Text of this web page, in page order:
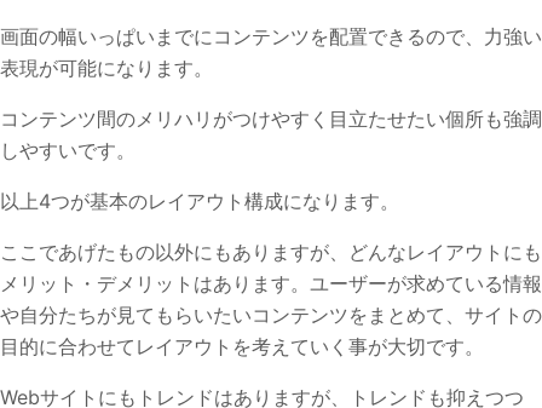
画面の幅いっぱいまでにコンテンツを配置できるので、力強い
表現が可能になります。
コンテンツ間のメリハリがつけやすく目立たせたい個所も強調
しやすいです。
以上4つが基本のレイアウト構成になります。
ここであげたもの以外にもありますが、どんなレイアウトにも
メリット・デメリットはあります。ユーザーが求めている情報
や自分たちが見てもらいたいコンテンツをまとめて、サイトの
目的に合わせてレイアウトを考えていく事が大切です。
Webサイトにもトレンドはありますが、トレンドも抑えつつ